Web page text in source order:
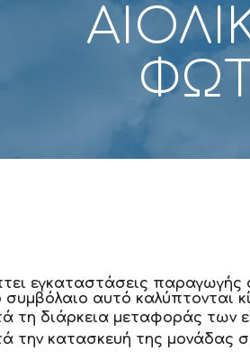
εγκαταστάσεις παραγωγής
αυτό καλύπτονται
τη διάρκεια μεταφοράς των
την κατασκευή της μονάδας